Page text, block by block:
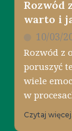
Rozwód
warto i
10/03/
Rozwód z
poruszyć
wiele
w
Czytaj